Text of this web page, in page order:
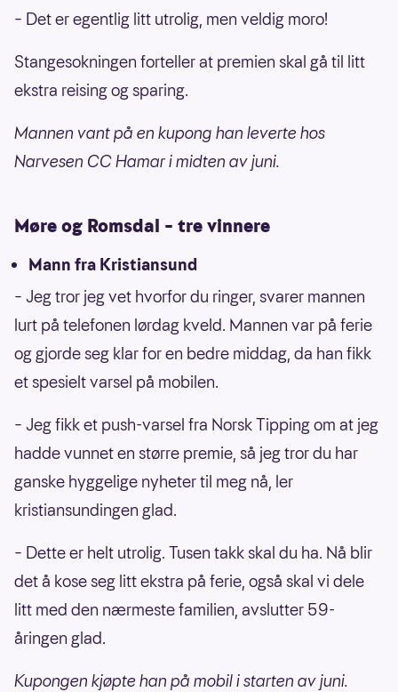
– Det er egentlig litt utrolig, men veldig moro!
Stangesokningen forteller at premien skal gå til litt
ekstra reising og sparing.
Mannen vant på en kupong han leverte hos
Narvesen CC Hamar i midten av juni.
Møre og Romsdal – tre vinnere
Mann fra Kristiansund
– Jeg tror jeg vet hvorfor du ringer, svarer mannen
lurt på telefonen lørdag kveld. Mannen var på ferie
og gjorde seg klar for en bedre middag, da han fikk
et spesielt varsel på mobilen.
– Jeg fikk et push-varsel fra Norsk Tipping om at jeg
hadde vunnet en større premie, så jeg tror du har
ganske hyggelige nyheter til meg nå, ler
kristiansundingen glad.
– Dette er helt utrolig. Tusen takk skal du ha. Nå blir
det å kose seg litt ekstra på ferie, også skal vi dele
litt med den nærmeste familien, avslutter 59-
åringen glad.
Kupongen kjøpte han på mobil i starten av juni.